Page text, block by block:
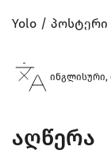
Yolo პოსტერი
აღწერა